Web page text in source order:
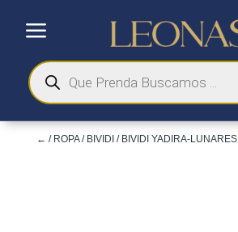
a
Búsqueda
de
productos
← / ROPA/ BIVIDI / BIVIDI YADIRA-LUNARES